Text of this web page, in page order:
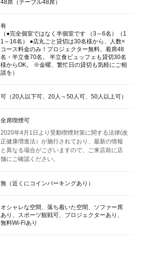
48席（テーブル48席）
有
（●完全個室ではなく半個室です （3～6名）（1
1～16名） ●店丸ごと貸切は30名様から、人数×
コース料金のみ！プロジェクター無料。着席48
名・半立食70名。 半立食ビュッフェも貸切30名
様からOK。 ※金曜、繁忙日の貸切も気軽にご相
談を）
可（20人以下可、20人～50人可、50人以上可）
全席喫煙可
2020年4月1日より受動喫煙対策に関する法律(改
正健康増進法）が施行されており、最新の情報
と異なる場合がございますので、ご来店前に店
舗にご確認ください。
無（近くにコインパーキングあり）
オシャレな空間、落ち着いた空間、ソファー席
あり、スポーツ観戦可、プロジェクターあり、
無料Wi-Fiあり